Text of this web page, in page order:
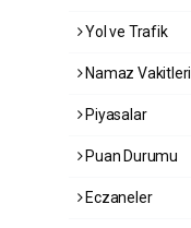
Yol ve Trafik
Namaz Vakitleri
Piyasalar
Puan Durumu
Eczaneler